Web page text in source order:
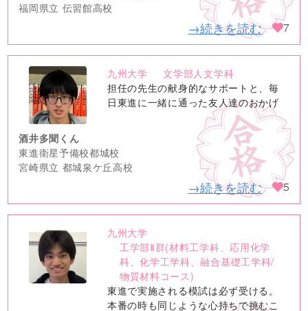
福岡県立 伝習館高校
→続きを読む 7
no
image
九州大学
文学部人文学科
担任の先生の献身的なサポートと、毎
日東進に一緒に通った友人達のおかげ
酒井多聞くん
東進衛星予備校都城校
宮崎県立 都城泉ケ丘高校
→続きを読む 5
no
image
九州大学
工学部Ⅱ群(材料工学科、応用化学
科、化学工学科、融合基礎工学科/
物質材料コース)
東進で実施される模試は必ず受ける。
本番の時も同じような心持ちで挑むこ